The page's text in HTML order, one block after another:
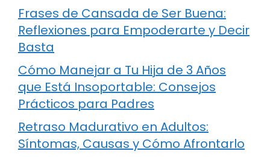
Frases de Cansada de Ser Buena:
Reflexiones para Empoderarte y Decir
Basta
Cómo Manejar a Tu Hija de 3 Años
que Está Insoportable: Consejos
Prácticos para Padres
Retraso Madurativo en Adultos:
Síntomas, Causas y Cómo Afrontarlo